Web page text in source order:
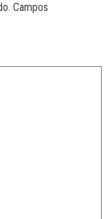
Campos